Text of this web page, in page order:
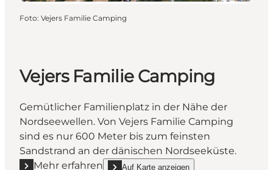
Foto: Vejers Familie Camping
Vejers Familie Camping
Gemütlicher Familienplatz in der Nähe der
Nordseewellen. Von Vejers Familie Camping
sind es nur 600 Meter bis zum feinsten
Sandstrand an der dänischen Nordseeküste.
Mehr erfahren
Auf Karte anzeigen